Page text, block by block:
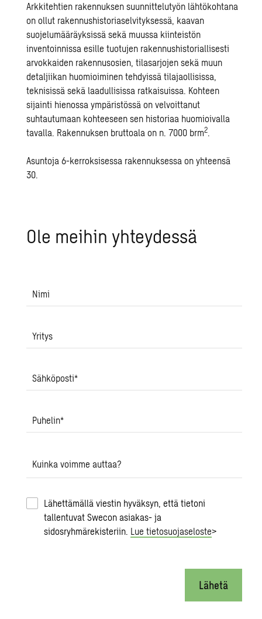
Arkkitehtien rakennuksen suunnittelutyön lähtökohtana
on ollut rakennushistoriaselvityksessä, kaavan
suojelumääräyksissä sekä muussa kiinteistön
inventoinnissa esille tuotujen rakennushistoriallisesti
arvokkaiden rakennusosien, tilasarjojen sekä muun
detaljiikan huomioiminen tehdyissä tilajaollisissa,
teknisissä sekä laadullisissa ratkaisuissa. Kohteen
sijainti hienossa ympäristössä on velvoittanut
suhtautumaan kohteeseen sen historiaa huomioivalla
tavalla. Rakennuksen bruttoala on n. 7000 brm2.
Asuntoja 6-kerroksisessa rakennuksessa on yhteensä
30.
Ole mei­hin yh­tey­des­sä
Nimi
Yritys
Sähköposti*
Puhelin*
Kuinka voimme auttaa?
Lähettämällä viestin hyväksyn, että tietoni
tallentuvat Swecon asiakas- ja
sidosryhmärekisteriin. Lue tietosuojaseloste>
Lähetä